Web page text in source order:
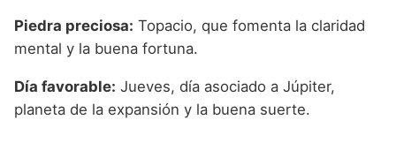
Piedra preciosa: Topacio, que fomenta la claridad
mental y la buena fortuna.
Día favorable: Jueves, día asociado a Júpiter,
planeta de la expansión y la buena suerte.